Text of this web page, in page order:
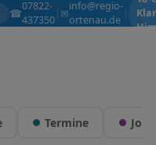
☎07822-
437350
| ✉info@regio-
ortenau.de
|
Termine Jobs